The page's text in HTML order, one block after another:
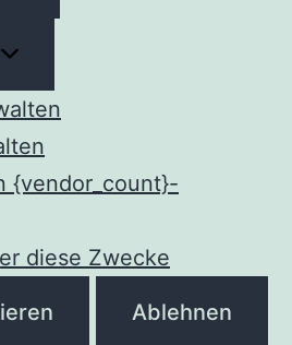
{vendor_count}-
diese Zwecke
Ablehnen